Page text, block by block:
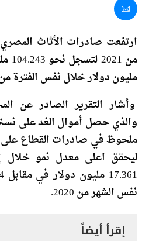
مليون دولار خلال نفس الفترة من 2020 بنمو قدره
وأشار التقرير الصادر عن
والذي حصل أموال الغد على
نفس الشهر من 2020.
إقرأ أيضاً